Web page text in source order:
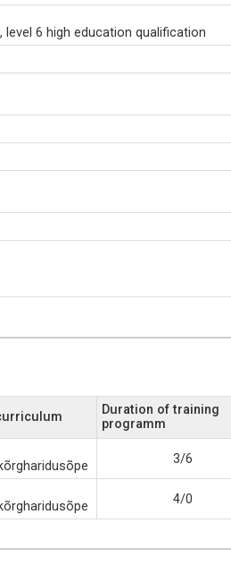
level 6 high education qualification
Duration of training
programm
3/6
4/0